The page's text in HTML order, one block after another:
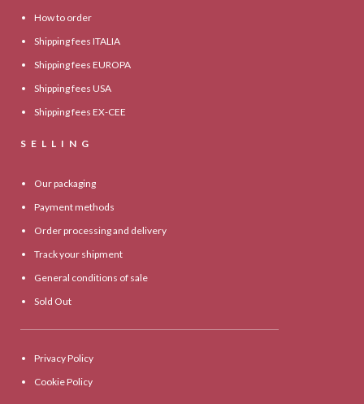
How to order
Shipping fees ITALIA
Shipping fees EUROPA
Shipping fees USA
Shipping fees EX-CEE
SELLING
Our packaging
Payment methods
Order processing and delivery
Track your shipment
General conditions of sale
Sold Out
Privacy Policy
Cookie Policy